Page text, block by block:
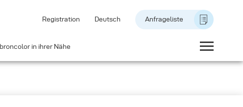
Registration Deutsch Anfrageliste
broncolor in ihrer Nähe